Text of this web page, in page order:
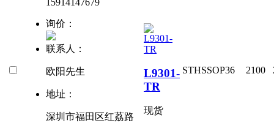
15914147679
询价：
联系人：
欧阳先生
地址：
深圳市福田区红荔路
L9301-
TR
现货
STHSSOP36 2100